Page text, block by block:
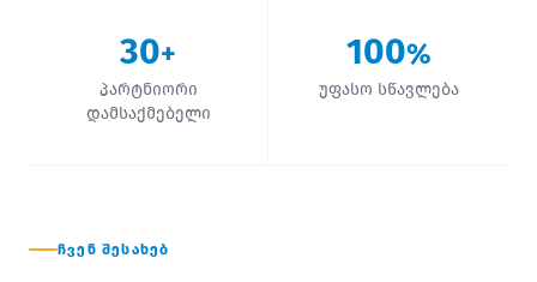
30+
პარტნიორი
დამსაქმებელი
100%
უფასო სწავლება
ᲩᲕᲔᲜ ᲨᲔᲡᲐᲮᲔᲑ